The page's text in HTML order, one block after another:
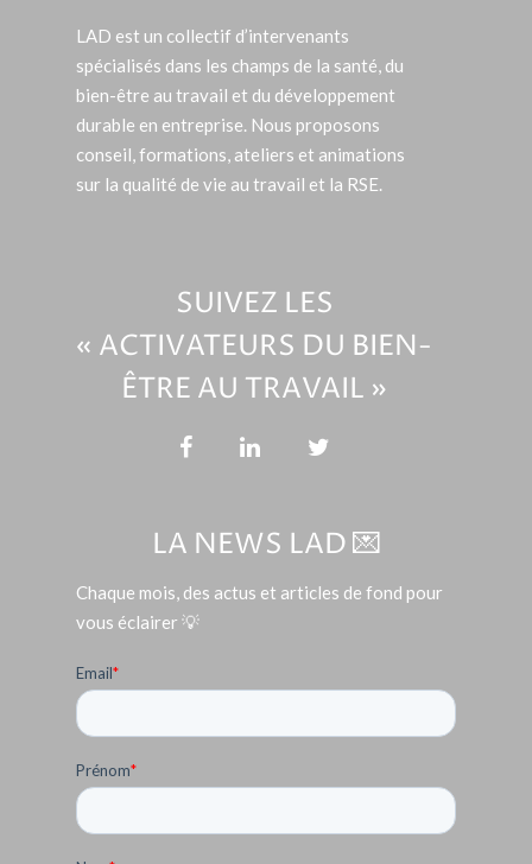
LAD est un collectif d’intervenants
spécialisés dans les champs de la santé, du
bien-être au travail et du développement
durable en entreprise. Nous proposons
conseil, formations, ateliers et animations
sur la qualité de vie au travail et la RSE.
SUIVEZ LES
« ACTIVATEURS DU BIEN-
ÊTRE AU TRAVAIL »
LA NEWS LAD 💌
Chaque mois, des actus et articles de fond pour
vous éclairer 💡
Email*
Prénom*